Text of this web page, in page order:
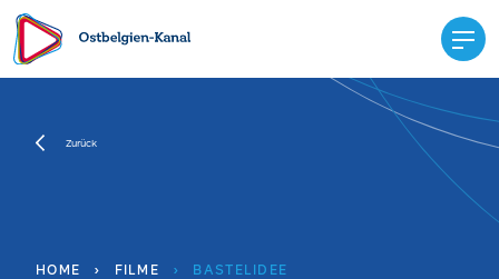
Zurück
HOME › FILME › BASTELIDEE